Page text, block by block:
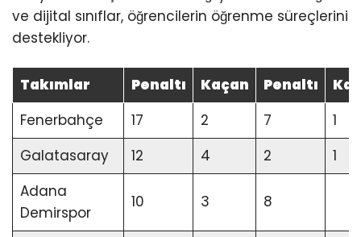
ve dijital sınıflar, öğrencilerin öğrenme süreçlerini
destekliyor.
Takımlar Penaltı Kaçan Penaltı
Fenerbahçe
17 2 7
1
Galatasaray
12 4 2
1
Adana
Demirspor
10 3 8